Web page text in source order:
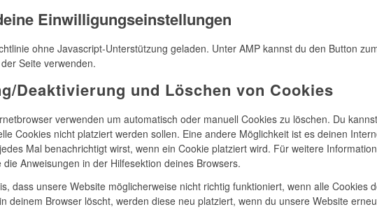
Einwilligungseinstellungen
ohne Javascript-Unterstützung geladen. Unter AMP kannst du den Button
Seite verwenden.
Deaktivierung und Löschen von Cookies
verwenden um automatisch oder manuell Cookies zu löschen. Du
Cookies nicht platziert werden sollen. Eine andere Möglichkeit ist es deinen
Mal benachrichtigt wirst, wenn ein Cookie platziert wird. Für weitere
Anweisungen in der Hilfesektion deines Browsers.
dass unsere Website möglicherweise nicht richtig funktioniert, wenn alle Cookies
deinem Browser löscht, werden diese neu platziert, wenn du unsere Website